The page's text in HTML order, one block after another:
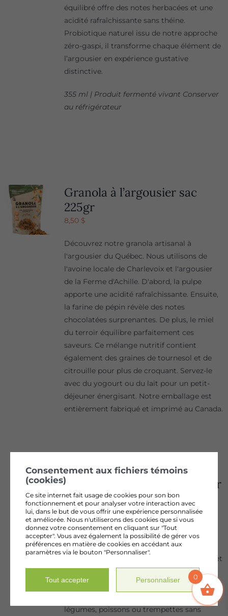
équilibré offre des notes herbacées et une
acidité rafraîchissante sans théine.
Probiotique naturel issu de notre approche
zéro-gaspi, il transforme chaque élément de
l’argousier en expérience gustative
distinctive.
355 ml | Produit fermenté vivant Conserver
au réfrigérateur
Granola à l’argousier sac
225gr
8,50 $
Découvrez notre granola artisanal à
l'argousier du Québec. Nous utilisons de
l'avoine locale de Charlevoix et l'argousier
de la Ferme d'Achille. D'abord, la pulpe
apporte une acidité rafraîchissante. Ensuite,
la farine de pépin révèle des notes
chocolatées surprenantes. De plus, le miel
du terroir équilibre parfaitement ces
saveurs. Ce mélange nutritif contient
également des graines de tournesol et de
citrouille pour plus de croquant. Servez-le
avec du yogourt ou du lait pour un petit-
déjeuner énergisant. Notre emballage est
entièrement fabriqué et imprimé au Canada.
Assaisonnement à l’argousier
6,50$
Notre assaisonnement à l'argousier
biologique combine harmonieusement la
pulpe d'argousier, le persil et les graines de
sésame. Sans sel ajouté mais offrant un effet
sensoriel salé naturel, ce mélange unique
apporte une touche acidulée et aromatique
à vos plats. Idéal pour relever salades,
légumes, poissons ou trempettes sans
Consentement aux fichiers témoins
(cookies)
Ce site internet fait usage de cookies pour son bon
fonctionnement et pour analyser votre interaction avec
lui, dans le but de vous offrir une expérience personnalisée
et améliorée. Nous n'utiliserons des cookies que si vous
donnez votre consentement en cliquant sur "Tout
accepter". Vous avez également la possibilité de gérer vos
préférences en matière de cookies en accédant aux
paramètres via le bouton "Personnaliser".
Tout accepter Personnaliser 0